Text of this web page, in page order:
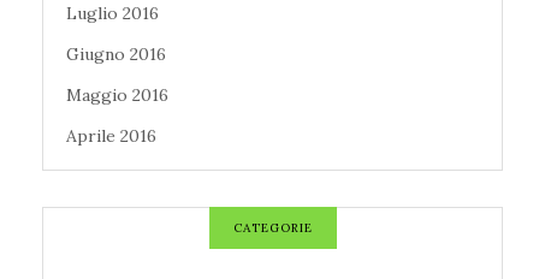
Luglio 2016
Giugno 2016
Maggio 2016
Aprile 2016
CATEGORIE